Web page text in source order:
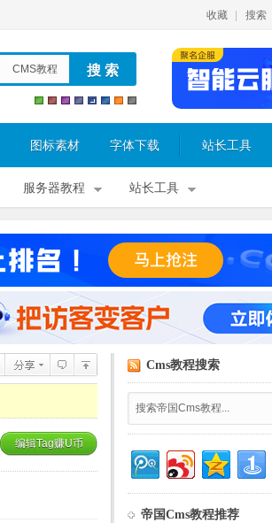
收藏 搜索
CMS教程
图标素材 字体下载 站长工具
服务器教程 站长工具
编辑Tag赚U币
Cms教程搜索
帝国Cms教程推荐